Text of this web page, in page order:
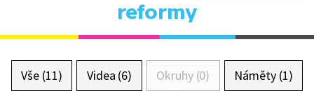
reformy
Vše (11) Videa (6) Okruhy (0) Náměty (1)